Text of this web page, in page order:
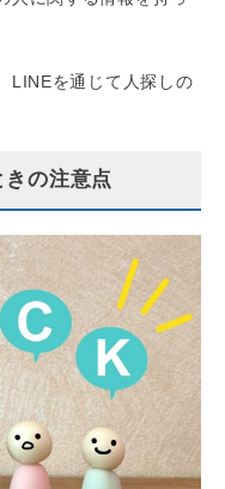
LINEを通じて人探しの
の注意点